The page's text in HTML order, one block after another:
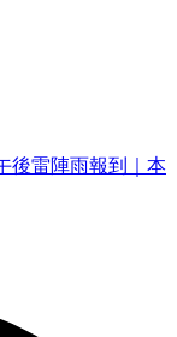
後雷陣雨報到｜本